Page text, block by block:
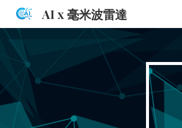
AI x 毫米波雷達